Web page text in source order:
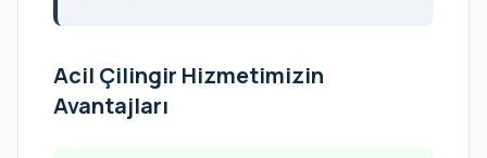
Acil Çilingir Hizmetimizin
Avantajları